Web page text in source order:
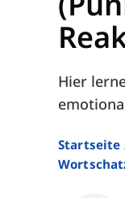
Hier
Startseite